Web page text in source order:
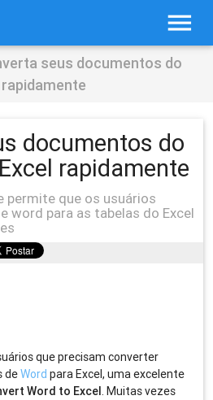
menu
seus documentos do
documentos do
rapidamente
permite que os usuários
word para as tabelas do Excel
que precisam converter
deWord para Excel, uma excelente
Word to Excel. Muitas vezes